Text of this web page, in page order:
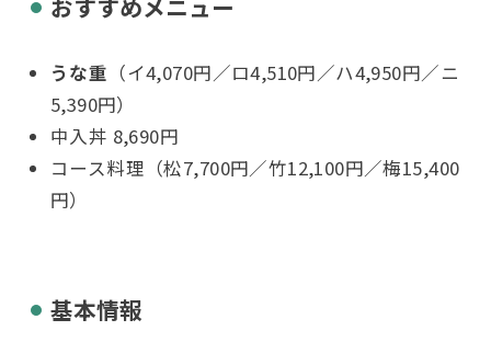
おすすめメニュー
うな重 （イ4,070円／ロ4,510円／ハ4,950円／ニ
5,390円）
中入丼 8,690円
コース料理（松7,700円／竹12,100円／梅15,400
円）
基本情報